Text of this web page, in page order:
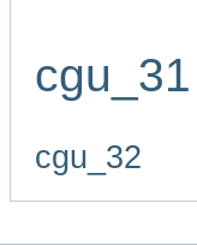
cgu_31
cgu_32